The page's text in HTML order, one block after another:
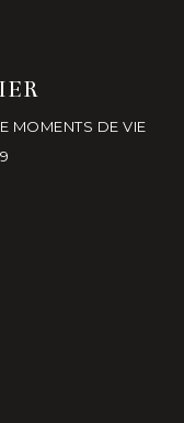
MOMENTS DE VIE